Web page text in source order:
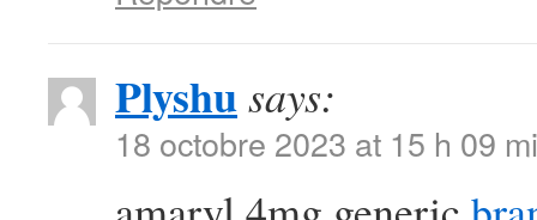
Plyshusays:
18 octobre 2023 at 15 h 09